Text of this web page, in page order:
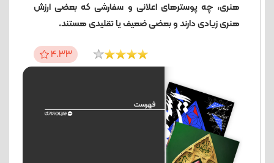
هنری، چه پوسترهای اعلانی و سفارشی که بعضی ارزش
هنری زیادی دارند و بعضی ضعیف یا تقلیدی هستند.
4.33